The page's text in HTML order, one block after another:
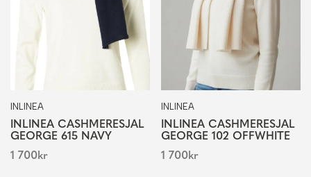
INLINEA
INLINEA CASHMERESJAL
GEORGE 615 NAVY
1 700kr
INLINEA
INLINEA CASHMERESJAL
GEORGE 102 OFFWHITE
1 700kr